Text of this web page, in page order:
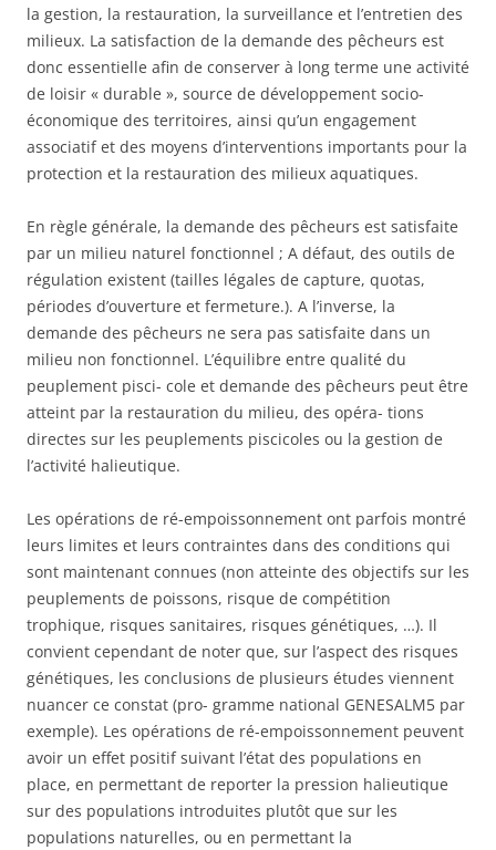
la gestion, la restauration, la surveillance et l’entretien des
milieux. La satisfaction de la demande des pêcheurs est
donc essentielle afin de conserver à long terme une activité
de loisir « durable », source de développement socio-
économique des territoires, ainsi qu’un engagement
associatif et des moyens d’interventions importants pour la
protection et la restauration des milieux aquatiques.
En règle générale, la demande des pêcheurs est satisfaite
par un milieu naturel fonctionnel ; A défaut, des outils de
régulation existent (tailles légales de capture, quotas,
périodes d’ouverture et fermeture.). A l’inverse, la
demande des pêcheurs ne sera pas satisfaite dans un
milieu non fonctionnel. L’équilibre entre qualité du
peuplement pisci- cole et demande des pêcheurs peut être
atteint par la restauration du milieu, des opéra- tions
directes sur les peuplements piscicoles ou la gestion de
l’activité halieutique.
Les opérations de ré-empoissonnement ont parfois montré
leurs limites et leurs contraintes dans des conditions qui
sont maintenant connues (non atteinte des objectifs sur les
peuplements de poissons, risque de compétition
trophique, risques sanitaires, risques génétiques, …). Il
convient cependant de noter que, sur l’aspect des risques
génétiques, les conclusions de plusieurs études viennent
nuancer ce constat (pro- gramme national GENESALM5 par
exemple). Les opérations de ré-empoissonnement peuvent
avoir un effet positif suivant l’état des populations en
place, en permettant de reporter la pression halieutique
sur des populations introduites plutôt que sur les
populations naturelles, ou en permettant la